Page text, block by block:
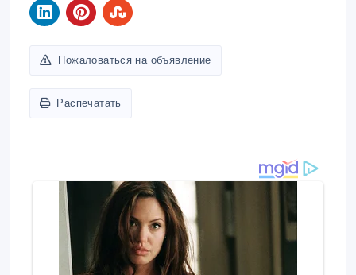
Пожаловаться на объявление
Распечатать